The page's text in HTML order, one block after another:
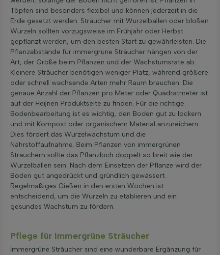
Töpfen sind besonders flexibel und können jederzeit in die
Erde gesetzt werden. Sträucher mit Wurzelballen oder bloßen
Wurzeln sollten vorzugsweise im Frühjahr oder Herbst
gepflanzt werden, um den besten Start zu gewährleisten. Die
Pflanzabstände für immergrüne Sträucher hängen von der
Art, der Größe beim Pflanzen und der Wachstumsrate ab.
Kleinere Sträucher benötigen weniger Platz, während größere
oder schnell wachsende Arten mehr Raum brauchen. Die
genaue Anzahl der Pflanzen pro Meter oder Quadratmeter ist
auf der Heijnen Produktseite zu finden. Für die richtige
Bodenbearbeitung ist es wichtig, den Boden gut zu lockern
und mit Kompost oder organischem Material anzureichern.
Dies fördert das Wurzelwachstum und die
Nährstoffaufnahme. Beim Pflanzen von immergrünen
Sträuchern sollte das Pflanzloch doppelt so breit wie der
Wurzelballen sein. Nach dem Einsetzen der Pflanze wird der
Boden gut angedrückt und gründlich gewässert.
Regelmäßiges Gießen in den ersten Wochen ist
entscheidend, um die Wurzeln zu etablieren und ein
gesundes Wachstum zu fördern.
Pflege für Immergrüne Sträucher
Immergrüne Sträucher sind eine wunderbare Ergänzung für